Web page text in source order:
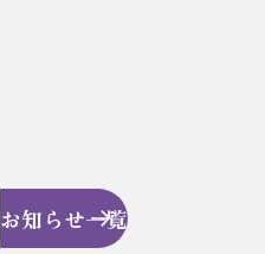
お知らせ一覧